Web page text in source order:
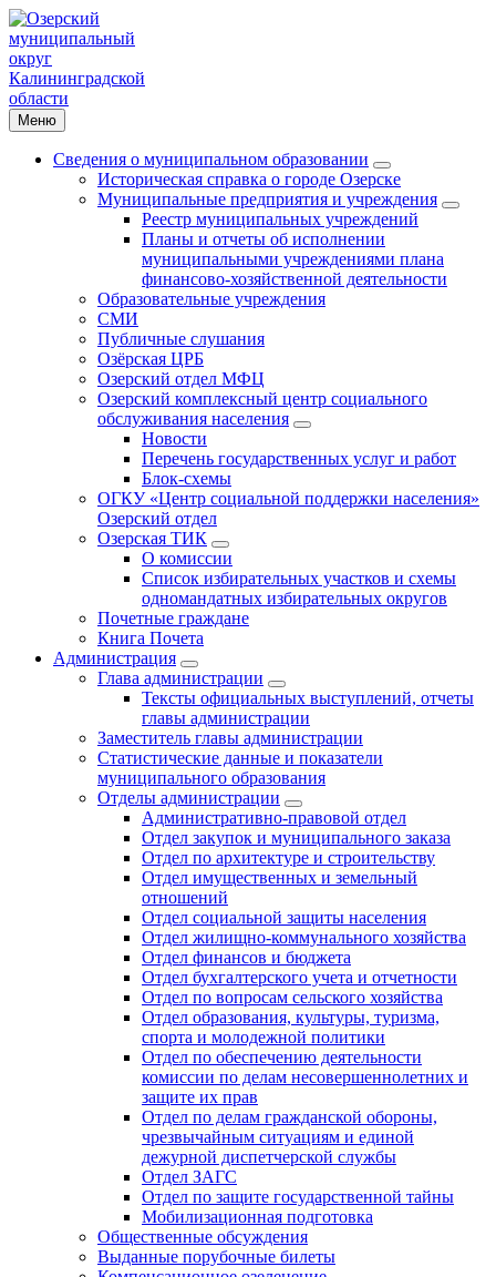
Меню
Сведения о муниципальном образовании
Историческая справка о городе Озерске
Муниципальные предприятия и учреждения
Реестр муниципальных учреждений
Планы и отчеты об исполнении
муниципальными учреждениями плана
финансово-хозяйственной деятельности
Образовательные учреждения
СМИ
Публичные слушания
Озёрская ЦРБ
Озерский отдел МФЦ
Озерский комплексный центр социального
обслуживания населения
Новости
Перечень государственных услуг и работ
Блок-схемы
ОГКУ «Центр социальной поддержки населения»
Озерский отдел
Озерская ТИК
О комиссии
Список избирательных участков и схемы
одномандатных избирательных округов
Почетные граждане
Книга Почета
Администрация
Глава администрации
Тексты официальных выступлений, отчеты
главы администрации
Заместитель главы администрации
Статистические данные и показатели
муниципального образования
Отделы администрации
Административно-правовой отдел
Отдел закупок и муниципального заказа
Отдел по архитектуре и строительству
Отдел имущественных и земельный
отношений
Отдел социальной защиты населения
Отдел жилищно-коммунального хозяйства
Отдел финансов и бюджета
Отдел бухгалтерского учета и отчетности
Отдел по вопросам сельского хозяйства
Отдел образования, культуры, туризма,
спорта и молодежной политики
Отдел по обеспечению деятельности
комиссии по делам несовершеннолетних и
защите их прав
Отдел по делам гражданской обороны,
чрезвычайным ситуациям и единой
дежурной диспетчерской службы
Отдел ЗАГС
Отдел по защите государственной тайны
Мобилизационная подготовка
Общественные обсуждения
Выданные порубочные билеты